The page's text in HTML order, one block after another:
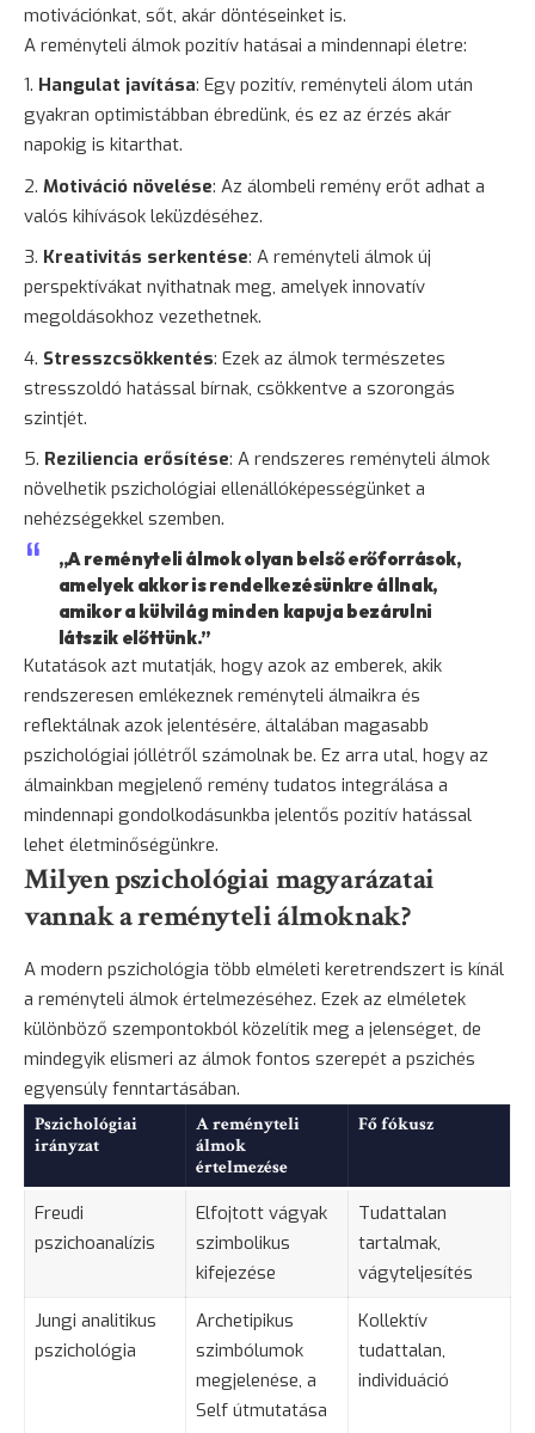
motivációnkat, sőt, akár döntéseinket is.
A reményteli álmok pozitív hatásai a mindennapi életre:
Hangulat javítása: Egy pozitív, reményteli álom után
gyakran optimistábban ébredünk, és ez az érzés akár
napokig is kitarthat.
Motiváció növelése: Az álombeli remény erőt adhat a
valós kihívások leküzdéséhez.
Kreativitás serkentése: A reményteli álmok új
perspektívákat nyithatnak meg, amelyek innovatív
megoldásokhoz vezethetnek.
Stresszcsökkentés: Ezek az álmok természetes
stresszoldó hatással bírnak, csökkentve a szorongás
szintjét.
Reziliencia erősítése: A rendszeres reményteli álmok
növelhetik pszichológiai ellenállóképességünket a
nehézségekkel szemben.
„A reményteli álmok olyan belső erőforrások,
amelyek akkor is rendelkezésünkre állnak,
amikor a külvilág minden kapuja bezárulni
látszik előttünk.”
Kutatások azt mutatják, hogy azok az emberek, akik
rendszeresen emlékeznek reményteli álmaikra és
reflektálnak azok jelentésére, általában magasabb
pszichológiai jóllétről számolnak be. Ez arra utal, hogy az
álmainkban megjelenő remény tudatos integrálása a
mindennapi gondolkodásunkba jelentős pozitív hatással
lehet életminőségünkre.
Milyen pszichológiai magyarázatai
vannak a reményteli álmoknak?
A modern pszichológia több elméleti keretrendszert is kínál
a reményteli álmok értelmezéséhez. Ezek az elméletek
különböző szempontokból közelítik meg a jelenséget, de
mindegyik elismeri az álmok fontos szerepét a pszichés
egyensúly fenntartásában.
Pszichológiai
irányzat
A reményteli
álmok
értelmezése
Fő fókusz
Freudi
pszichoanalízis
Elfojtott vágyak
szimbolikus
kifejezése
Tudattalan
tartalmak,
vágyteljesítés
Jungi analitikus
pszichológia
Archetipikus
szimbólumok
megjelenése, a
Self útmutatása
Kollektív
tudattalan,
individuáció